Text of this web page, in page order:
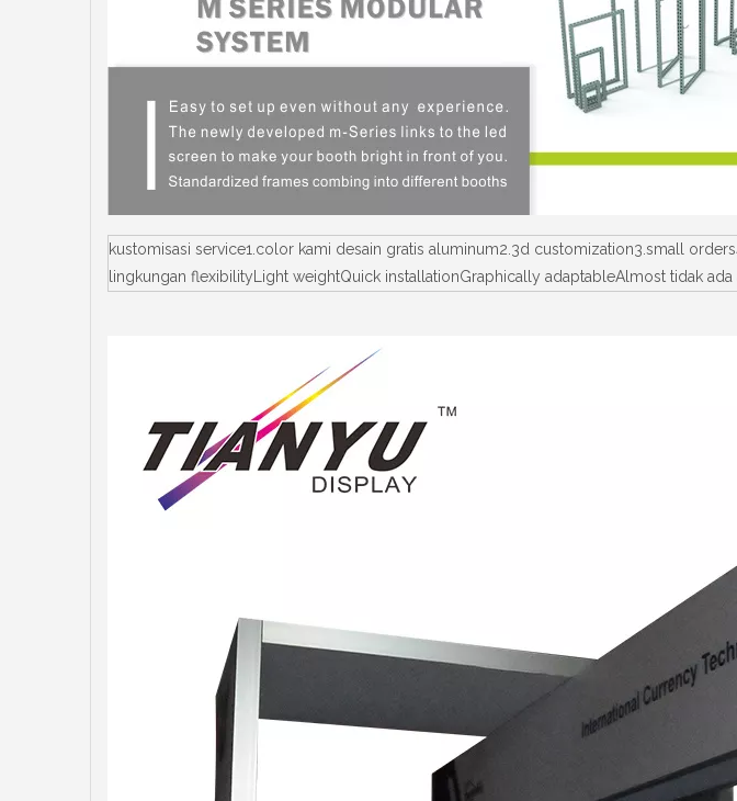
kustomisasi service1.color kami desain gratis aluminum2.3d customization3.small
lingkungan flexibilityLight weightQuick installationGraphically adaptableAlmost tidak